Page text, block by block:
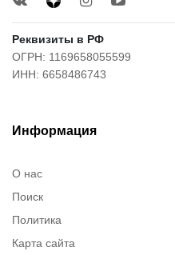
Реквизиты в РФ
ОГРН: 1169658055599
ИНН: 6658486743
Информация
О нас
Поиск
Политика
Карта сайта